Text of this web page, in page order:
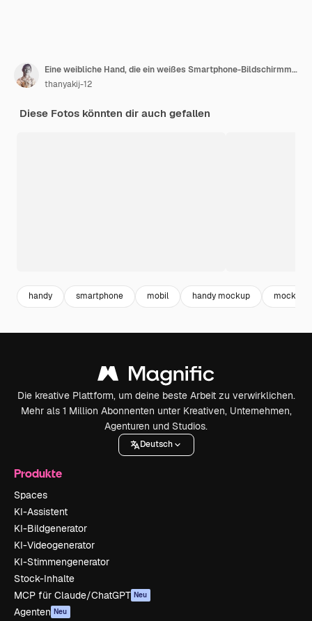
Eine weibliche Hand, die ein weißes Smartphone-Bildschirmmodell über verschwommenem Hintergrund von Innendekorpflanzen hält
thanyakij-12
Diese Fotos könnten dir auch gefallen
handy smartphone mobil handy mockup mockup
Die kreative Plattform, um deine beste Arbeit zu verwirklichen.
Mehr als 1 Million Abonnenten unter Kreativen, Unternehmen,
Agenturen und Studios.
Deutsch
Produkte
Spaces
KI-Assistent
KI-Bildgenerator
KI-Videogenerator
KI-Stimmengenerator
Stock-Inhalte
MCP für Claude/ChatGPT Neu
Agenten Neu